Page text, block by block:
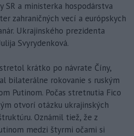
SR a ministerka hospodárstva
zahraničných vecí a európskych
Ukrajinského prezidenta
Svyrydenková.
krátko po návrate Číny,
bilaterálne rokovanie s ruským
Putinom. Počas stretnutia Fico
otvorí otázku ukrajinských
Oznámil tiež, že z
medzi štyrmi očami si